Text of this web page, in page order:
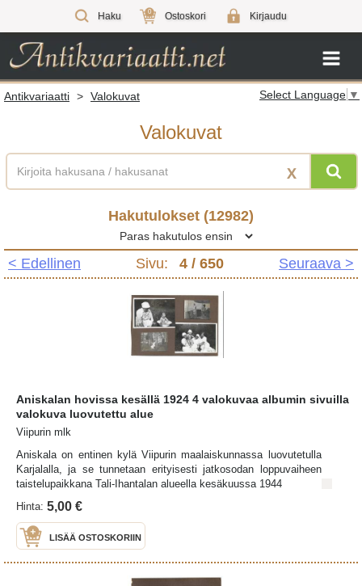
Haku 0 Ostoskori Kirjaudu
Select Language ▼
Antikvariaatti > Valokuvat
Valokuvat
X
Hakutulokset (12982)
< Edellinen Sivu: 4 / 650 Seuraava >
Aniskalan hovissa kesällä 1924 4 valokuvaa albumin sivuilla
valokuva luovutettu alue
Viipurin mlk
Aniskala on entinen kylä Viipurin maalaiskunnassa luovutetulla
Karjalalla, ja se tunnetaan erityisesti jatkosodan loppuvaiheen
taistelupaikkana Tali-Ihantalan alueella kesäkuussa 1944
Hinta: 5,00 €
LISÄÄ OSTOSKORIIN